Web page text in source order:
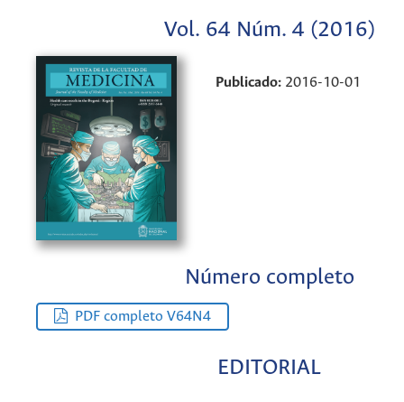
Vol. 64 Núm. 4 (2016)
Publicado: 2016-10-01
Número completo
PDF completo V64N4
EDITORIAL